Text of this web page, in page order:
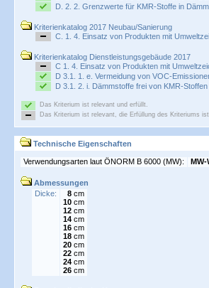
D. 2. 2. Grenzwerte für KMR-Stoffe in
Kriterienkatalog 2017 Neubau/Sanierung
C. 1. 4. Einsatz von Produkten mit
Kriterienkatalog Dienstleistungsgebäude 2017
C 1. 4. Einsatz von Produkten mit
D 3.1. 1. e. Vermeidung von VOC-
D 3.1. 2. i. Dämmstoffe frei von KMR-Stoffen
Das Kriterium ist relevant und erfüllt.
Das Kriterium ist relevant, die Erfüllung des Kriteriums
Technische Eigenschaften
Verwendungsarten laut ÖNORM B 6000 (MW): MW-
Abmessungen
Dicke:
8 cm
10 cm
12 cm
14 cm
16 cm
18 cm
20 cm
22 cm
24 cm
26 cm